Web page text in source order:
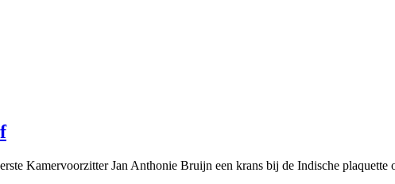
Kamervoorzitter Jan Anthonie Bruijn een krans bij de Indische plaquette